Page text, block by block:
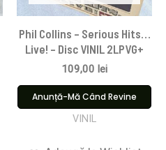
Phil Collins – Serious Hits…
Live! – Disc VINIL 2LPVG+
109,00 lei
Anunță-Mă Când Revine
VINIL